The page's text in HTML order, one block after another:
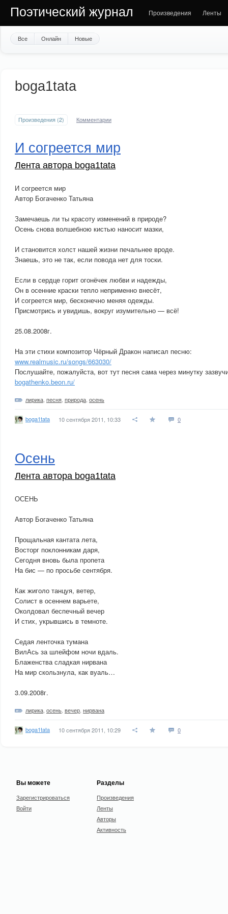
Поэтический журнал Произведения Ленты
Все Онлайн Новые
boga1tata
Произведения (2) Комментарии
И согреется мир
Лента автора boga1tata
И согреется мир
Автор Богаченко Татьяна
Замечаешь ли ты красоту изменений в природе?
Осень снова волшебною кистью наносит мазки,
И становится холст нашей жизни печальнее вроде.
Знаешь, это не так, если повода нет для тоски.
Если в сердце горит огонёчек любви и надежды,
Он в осенние краски тепло неприменно внесёт,
И согреется мир, бесконечно меняя одежды.
Присмотрись и увидишь, вокруг изумительно — всё!
25.08.2008г.
На эти стихи композитор Чёрный Дракон написал песню:
www.realmusic.ru/songs/663030/
Послушайте, пожалуйста, вот тут песня сама через минутку
bogathenko.beon.ru/
лирика песня природа осень
boga1tata 10 сентября 2011, 10:33 0
Осень
Лента автора boga1tata
ОСЕНЬ
Автор Богаченко Татьяна
Прощальная кантата лета,
Восторг поклонникам даря,
Сегодня вновь была пропета
На бис — по просьбе сентября.
Как жиголо танцуя, ветер,
Солист в осеннем варьете,
Околдовал беспечный вечер
И стих, укрывшись в темноте.
Седая ленточка тумана
ВилАсь за шлейфом ночи вдаль.
Блаженства сладкая нирвана
На мир скользнула, как вуаль…
3.09.2008г.
лирика осень вечер нирвана
boga1tata 10 сентября 2011, 10:29 0
Вы можете
Зарегистрироваться
Войти
Разделы
Произведения
Ленты
Авторы
Активность